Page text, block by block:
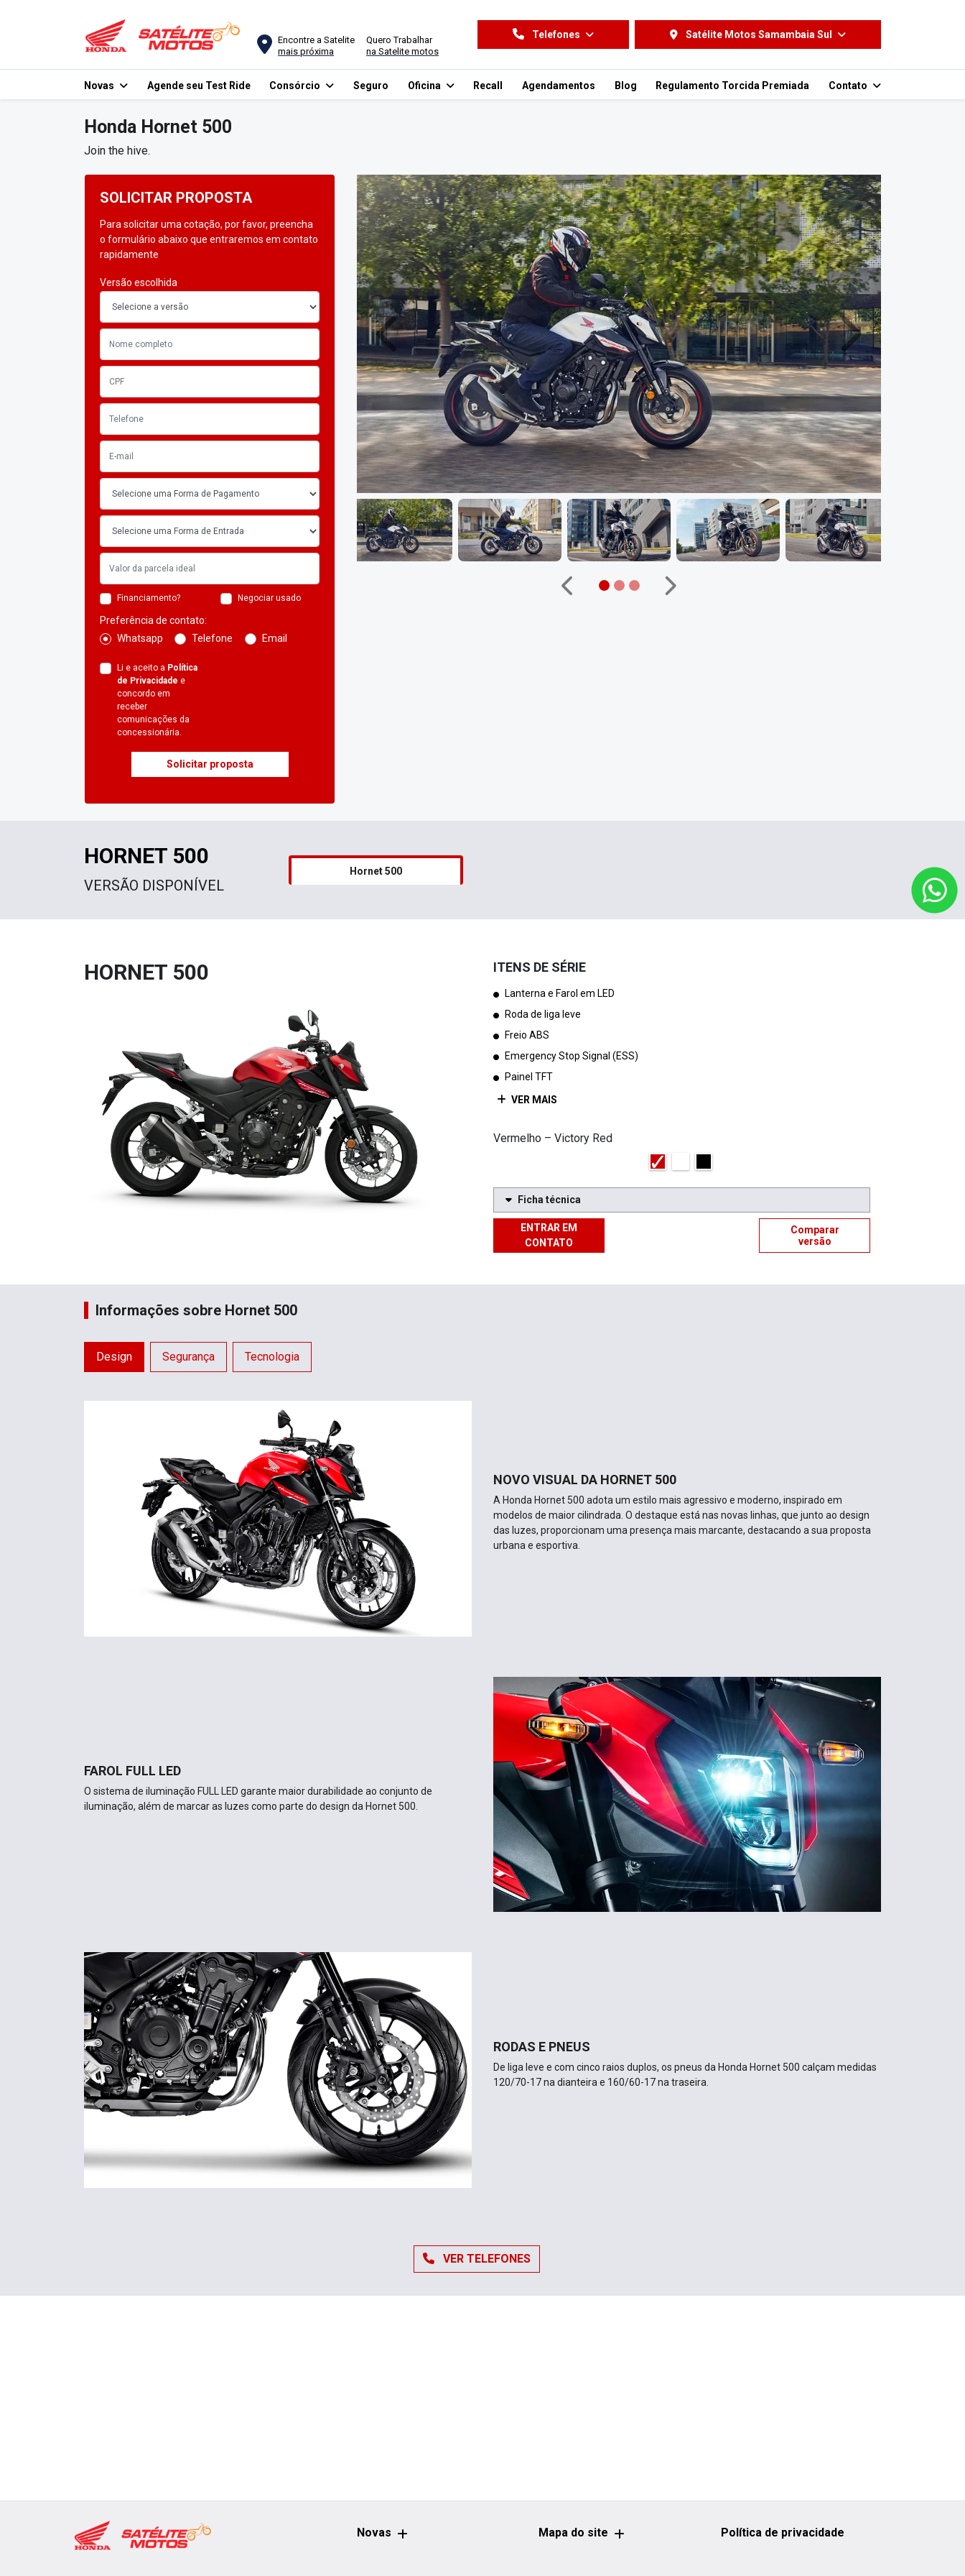
Encontre a Satelite
mais próxima
Quero Trabalhar
na Satelite motos
Telefones Satélite Motos Samambaia Sul
Novas Agende seu Test Ride Consórcio Seguro Oficina Recall Agendamentos Blog Regulamento Torcida Premiada Contato
Honda Hornet 500
Join the hive.
SOLICITAR PROPOSTA
Para solicitar uma cotação, por favor, preencha
o formulário abaixo que entraremos em contato
rapidamente
Versão escolhida
Financiamento? Negociar usado
Preferência de contato:
Whatsapp
Telefone Email
Li e aceito a Política
de Privacidade e
concordo em
receber
comunicações da
concessionária.
Solicitar proposta
Anterior Próximo
Anterior Próximo
HORNET 500
VERSÃO DISPONÍVEL
Hornet 500
HORNET 500 ITENS DE SÉRIE
Lanterna e Farol em LED
Roda de liga leve
Freio ABS
Emergency Stop Signal (ESS)
Painel TFT
VER MAIS
Vermelho – Victory Red
Ficha técnica
ENTRAR EM
CONTATO
Comparar
versão
Informações sobre Hornet 500
Design Segurança Tecnologia
NOVO VISUAL DA HORNET 500
A Honda Hornet 500 adota um estilo mais agressivo e moderno, inspirado em
modelos de maior cilindrada. O destaque está nas novas linhas, que junto ao design
das luzes, proporcionam uma presença mais marcante, destacando a sua proposta
urbana e esportiva.
FAROL FULL LED
O sistema de iluminação FULL LED garante maior durabilidade ao​ conjunto de
iluminação, além de marcar as luzes como parte​ do design da Hornet 500.
RODAS E PNEUS
De liga leve e com cinco raios duplos, os pneus da Honda Hornet 500 calçam medidas
120/70-17 na dianteira e 160/60-17 na traseira.
VER TELEFONES
Novas Mapa do site Política de privacidade